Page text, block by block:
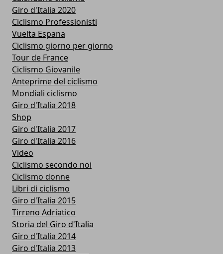
Giro d'Italia 2020
Ciclismo Professionisti
Vuelta Espana
Ciclismo giorno per giorno
Tour de France
Ciclismo Giovanile
Anteprime del ciclismo
Mondiali ciclismo
Giro d'Italia 2018
Shop
Giro d'Italia 2017
Giro d'Italia 2016
Video
Ciclismo secondo noi
Ciclismo donne
Libri di ciclismo
Giro d'Italia 2015
Tirreno Adriatico
Storia del Giro d'Italia
Giro d'Italia 2014
Giro d'Italia 2013